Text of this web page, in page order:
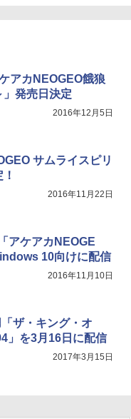
アカNEOGEO餓狼
発売日決定
2016年12月5日
サムライスピリ
2016年11月22日
アケアカNEOGE
10向けに配信
2016年11月10日
ザ・キング・オ
」を3月16日に配信
2017年3月15日